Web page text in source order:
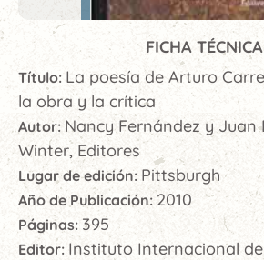
FICHA TÉCNICA
Título: La poesía de Arturo
la obra y la crítica
Autor: Nancy Fernández y Juan
Winter, Editores
Lugar de edición: Pittsburgh
Año de Publicación: 2010
Páginas: 395
Editor: Instituto Internacional